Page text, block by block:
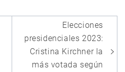
Elecciones
presidenciales 2023:
Cristina Kirchner la
más votada según